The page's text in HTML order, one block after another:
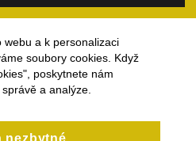
webu a k personalizaci
soubory cookies. Když
poskytnete nám
a analýze.
nezbytné